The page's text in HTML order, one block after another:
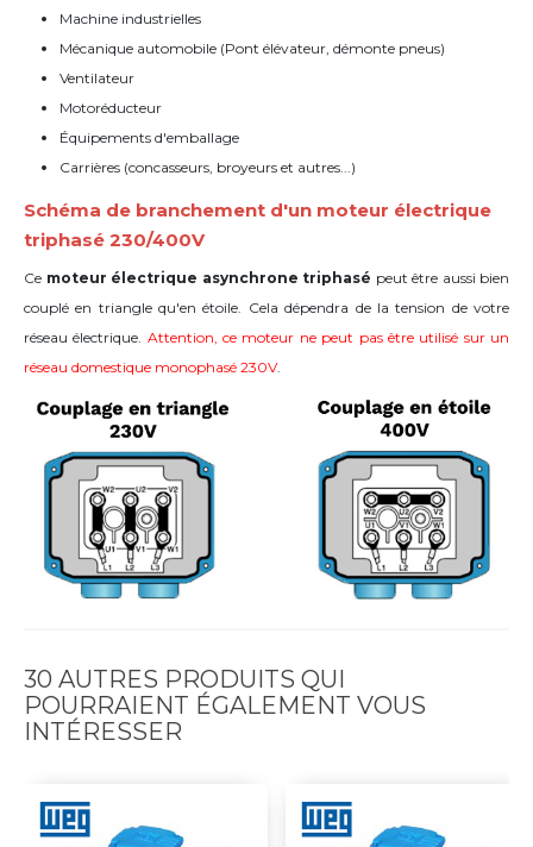
Machine industrielles
Mécanique automobile (Pont élévateur, démonte pneus)
Ventilateur
Motoréducteur
Équipements d'emballage
Carrières (concasseurs, broyeurs et autres...)
Schéma de branchement d'un moteur électrique
triphasé 230/400V
Ce moteur électrique asynchrone triphasé peut être aussi bien
couplé en triangle qu'en étoile. Cela dépendra de la tension de votre
réseau électrique. Attention, ce moteur ne peut pas être utilisé sur un
réseau domestique monophasé 230V.
30 AUTRES PRODUITS QUI
POURRAIENT ÉGALEMENT VOUS
INTÉRESSER